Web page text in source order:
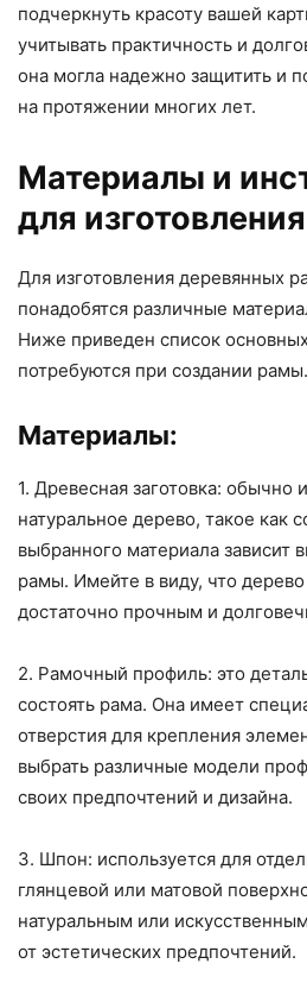
подчеркнуть красоту вашей
учитывать практичность и
она могла надежно защитить и
на протяжении многих лет.
Материалы и
для
Для изготовления деревянных
понадобятся различные
Ниже приведен список
потребуются при создании рамы.
Материалы:
1. Древесная заготовка: обычно
натуральное дерево, такое как
выбранного материала зависит
рамы. Имейте в виду, что
достаточно прочным и
2. Рамочный профиль: это
состоять рама. Она имеет
отверстия для крепления
выбрать различные модели
своих предпочтений и дизайна.
3. Шпон: используется для
глянцевой или матовой
натуральным или
от эстетических предпочтений.